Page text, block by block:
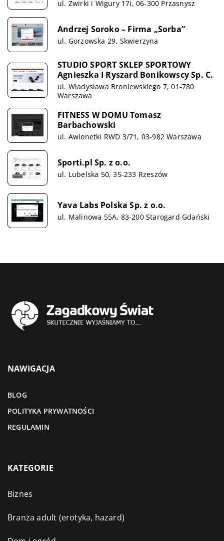
ul. Żwirki i Wigury 17i, 06-300 Przasnysz
Andrzej Soroko – Firma „Sorba”
ul. Gorzowska 29, Skwierzyna
STUDIO SPORT SKLEP SPORTOWY
Agnieszka I Ryszard Bonikowscy Sp. C.
ul. Władysława Broniewskiego 7, 01-780
Warszawa
FITNESS W DOMU Tomasz
Barbachowski
ul. Awionetki RWD 3/71, 03-982 Warszawa
Sporti.pl Sp. z o.o.
ul. Lubelska 50, 35-233 Rzeszów
Yava Labs Polska Sp. z o.o.
ul. Malinowa 55A, 83-200 Starogard Gdański
NAWIGACJA
BLOG
POLITYKA PRYWATNOŚCI
REGULAMIN
KATEGORIE
Biznes
Branża adult (erotyka, hazard)